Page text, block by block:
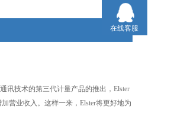
讯技术的第三代计量产品的推出，Elster
营业收入。这样一来，Elster将更好地为
在线客服